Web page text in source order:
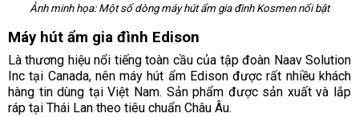
Ảnh minh họa: Một số dòng máy hút ẩm gia đình Kosmen nổi bật
Máy hút ẩm gia đình Edison
Là thương hiệu nổi tiếng toàn cầu của tập đoàn Naav Solution
Inc tại Canada, nên máy hút ẩm Edison được rất nhiều khách
hàng tin dùng tại Việt Nam. Sản phẩm được sản xuất và lắp
ráp tại Thái Lan theo tiêu chuẩn Châu Âu.